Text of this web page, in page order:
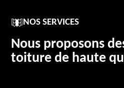
NOS SERVICES
Nous proposons
toiture de haute